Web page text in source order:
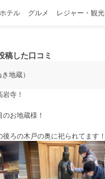
ホテル グルメ レジャー・観光
稿した口コミ
地蔵）
寺！
お地蔵様！
ろの木戸の奥に祀られてます！